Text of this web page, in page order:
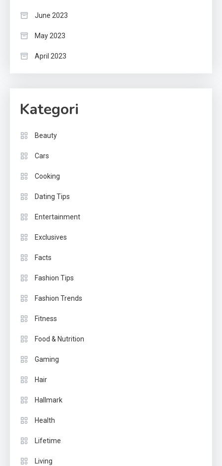
June 2023
May 2023
April 2023
Kategori
Beauty
Cars
Cooking
Dating Tips
Entertainment
Exclusives
Facts
Fashion Tips
Fashion Trends
Fitness
Food & Nutrition
Gaming
Hair
Hallmark
Health
Lifetime
Living